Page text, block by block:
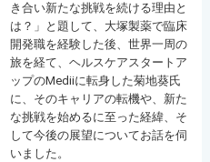
き合い新たな挑戦を続ける理由と
は？」と題して、大塚製薬で臨床
開発職を経験した後、世界一周の
旅を経て、ヘルスケアスタートア
ップのMediiに転身した菊地葵氏
に、そのキャリアの転機や、新た
な挑戦を始めるに至った経緯、そ
して今後の展望についてお話を伺
いました。